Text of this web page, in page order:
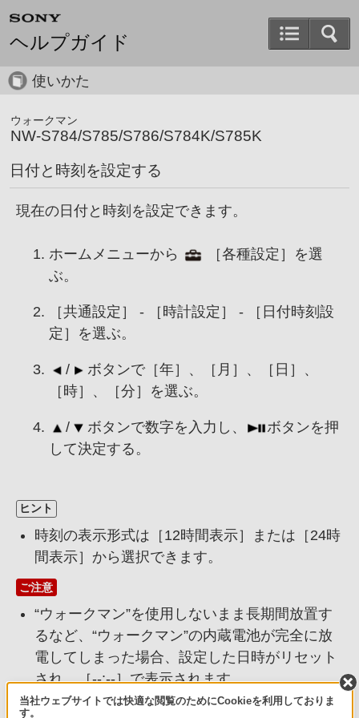
ヘルプガイド
使いかた
ウォークマン
NW-S784/S785/S786/S784K/S785K
日付と時刻を設定する
現在の日付と時刻を設定できます。
ホームメニューから ［各種設定 ］を選
ぶ。
［共通設定 ］ - ［時計設定 ］ - ［ 日付時刻設
定 ］を選ぶ。
/ ボタンで［年］、［ 月 ］、［ 日 ］、
［時］、［分］を選ぶ。
/ ボタンで数字を入力し、
ボタンを押
して決定する。
ヒント
時刻の表示形式は［12時間表示］または［24時
間表示］から選択できます。
ご注意
“ウォークマン”を使用しないまま長期間放置す
るなど、“ウォークマン”の内蔵電池が完全に放
電してしまった場合、設定した日時がリセット
され、［--:--］で表示されます。
時刻は1か月で最大60秒の誤差が生じる場合が
当社ウェブサイトでは快適な閲覧のためにCookieを利用しておりま
す。